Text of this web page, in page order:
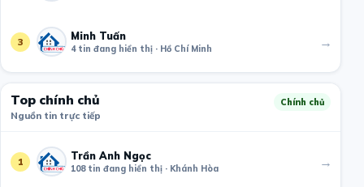
3 Minh Tuấn
4 tin đang hiển thị · Hồ Chí Minh →
Top chính chủ
Nguồn tin trực tiếp
Chính chủ
1 Trần Anh Ngọc
108 tin đang hiển thị · Khánh Hòa →